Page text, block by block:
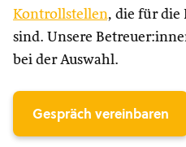
Kontrollstellen, die für die
sind. Unsere
bei der Auswahl.
Gespräch vereinbaren